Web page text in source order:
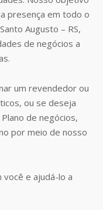
presença em todo o
Augusto – RS,
de negócios a
um revendedor ou
ou se deseja
de negócios,
por meio de nosso
você e ajudá-lo a